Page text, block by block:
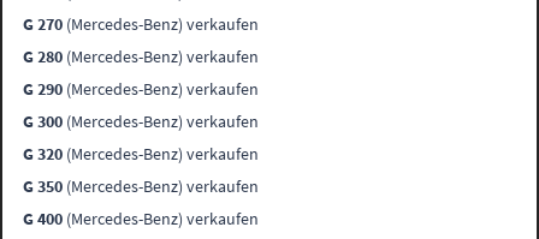
G 270 (Mercedes-Benz) verkaufen
G 280 (Mercedes-Benz) verkaufen
G 290 (Mercedes-Benz) verkaufen
G 300 (Mercedes-Benz) verkaufen
G 320 (Mercedes-Benz) verkaufen
G 350 (Mercedes-Benz) verkaufen
G 400 (Mercedes-Benz) verkaufen